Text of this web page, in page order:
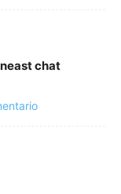
chat